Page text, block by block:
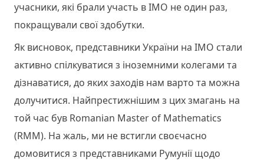
учасники, які брали участь в ІМО не один раз,
покращували свої здобутки.
Як висновок, представники України на ІМО стали
активно спілкуватися з іноземними колегами та
дізнаватися, до яких заходів нам варто та можна
долучитися. Найпрестижнішим з цих змагань на
той час був Romanian Master of Mathematics
(RMM). На жаль, ми не встигли своєчасно
домовитися з представниками Румунії щодо